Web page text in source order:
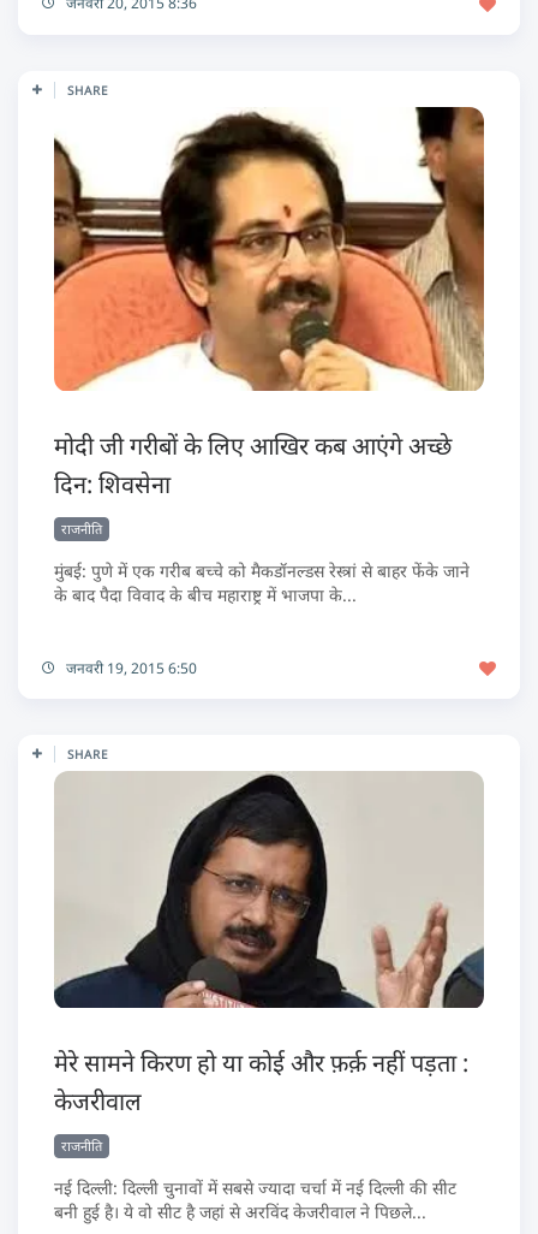
SHARE
मोदी जी गरीबों के लिए आखिर कब आएंगे अच्छे
दिन: शिवसेना
राजनीति
मुंबई: पुणे में एक गरीब बच्चे को मैकडॉनल्डस रेस्त्रां से बाहर फेंके जाने
के बाद पैदा विवाद के बीच महाराष्ट्र में भाजपा के...
जनवरी 19, 2015 6:50
SHARE
मेरे सामने किरण हो या कोई और फ़र्क़ नहीं पड़ता :
केजरीवाल
राजनीति
नई दिल्ली: दिल्ली चुनावों में सबसे ज्यादा चर्चा में नई दिल्ली की सीट
बनी हुई है। ये वो सीट है जहां से अरविंद केजरीवाल ने पिछले...